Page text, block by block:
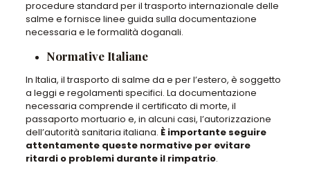
procedure standard per il trasporto internazionale delle
salme e fornisce linee guida sulla documentazione
necessaria e le formalità doganali.
Normative Italiane
In Italia, il trasporto di salme da e per l’estero, è soggetto
a leggi e regolamenti specifici. La documentazione
necessaria comprende il certificato di morte, il
passaporto mortuario e, in alcuni casi, l’autorizzazione
dell’autorità sanitaria italiana. È importante seguire
attentamente queste normative per evitare
ritardi o problemi durante il rimpatrio.